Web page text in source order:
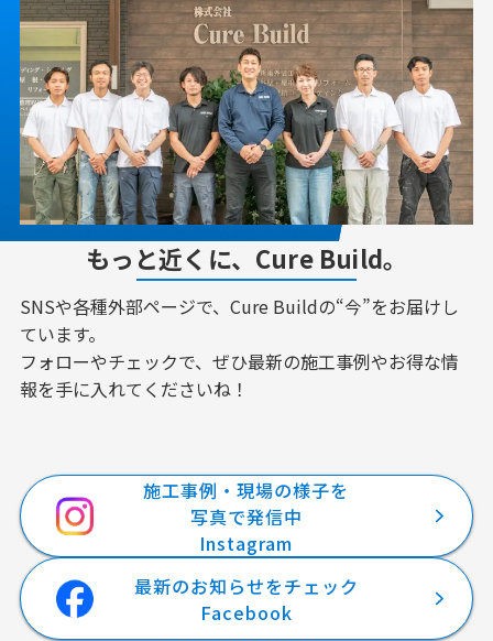
もっと近くに、Cure Build。
SNSや各種外部ページで、Cure Buildの“今”をお届けし
ています。
フォローやチェックで、ぜひ最新の施工事例やお得な情
報を手に入れてくださいね！
施工事例・現場の様子を
写真で発信中
Instagram
最新のお知らせをチェック
Facebook